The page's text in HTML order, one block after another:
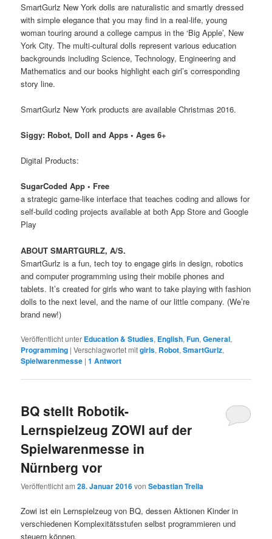
SmartGurlz New York dolls are naturalistic and smartly dressed
with simple elegance that you may find in a real-life, young
woman touring around a college campus in the ‘Big Apple’, New
York City. The multi-cultural dolls represent various education
backgrounds including Science, Technology, Engineering and
Mathematics and our books highlight each girl’s corresponding
story line.
SmartGurlz New York products are available Christmas 2016.
Siggy: Robot, Doll and Apps • Ages 6+
Digital Products:
SugarCoded App • Free
a strategic game-like interface that teaches coding and allows for
self-build coding projects available at both App Store and Google
Play
ABOUT SMARTGURLZ, A/S.
SmartGurlz is a fun, tech toy to engage girls in design, robotics
and computer programming using their mobile phones and
tablets. It’s created for girls who want to take playing with fashion
dolls to the next level, and the name of our little company. (We’re
brand new!)
Veröffentlicht unter Education & Studies, English,Fun,General,
Programming |Verschlagwortet mitgirls, Robot,SmartGurlz,
Spielwarenmesse |1 Antwort
BQ stellt Robotik-
Lernspielzeug ZOWI auf der
Spielwarenmesse in
Nürnberg vor
Veröffentlicht am28. Januar 2016vonSebastian Trella
Zowi ist ein Lernspielzeug von BQ, dessen Aktionen Kinder in
verschiedenen Komplexitätsstufen selbst programmieren und
steuern können.